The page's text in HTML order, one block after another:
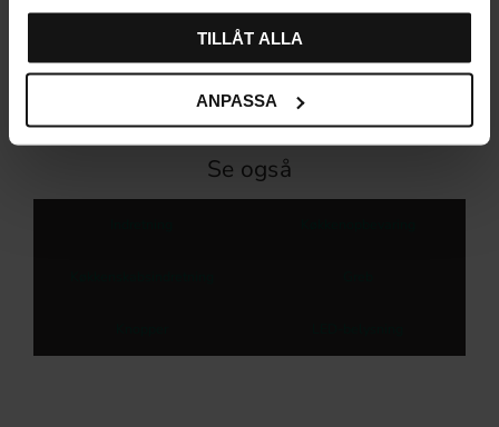
TILLÅT ALLA
ANPASSA
Se også